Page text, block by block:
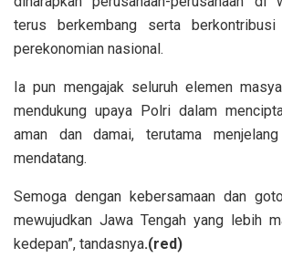
terus berkembang serta
perekonomian nasional.
Ia pun mengajak seluruh elemen
mendukung upaya Polri dalam
aman dan damai, terutama
mendatang.
Semoga dengan kebersamaan dan
mewujudkan Jawa Tengah yang lebih
kedepan”, tandasnya.(red)